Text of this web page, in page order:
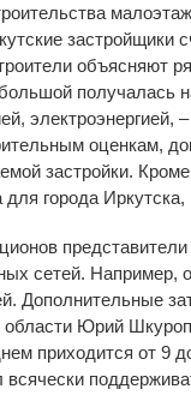
застройщики
объясняют
получалась
электроэнергией,
оценкам,
застройки.
для города
сетей. Например,
Дополнительные
области Юрий
приходится от 9
всячески